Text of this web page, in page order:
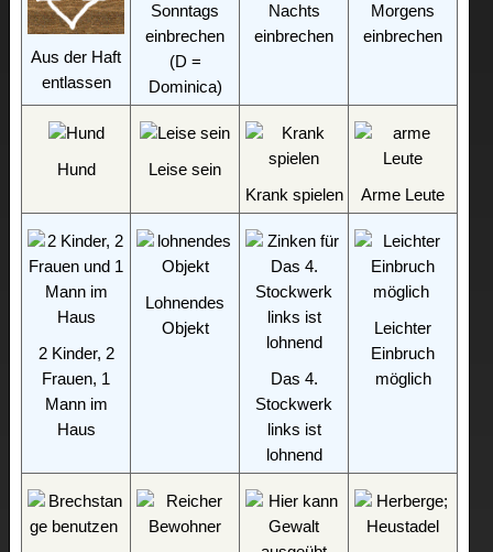
Aus der Haft
entlassen
Sonntags
einbrechen
(D =
Dominica)
Nachts
einbrechen
Morgens
einbrechen
Hund
Leise sein
Krank spielen
Arme Leute
2 Kinder, 2
Frauen, 1
Mann im
Haus
Lohnendes
Objekt
Das 4.
Stockwerk
links ist
lohnend
Leichter
Einbruch
möglich